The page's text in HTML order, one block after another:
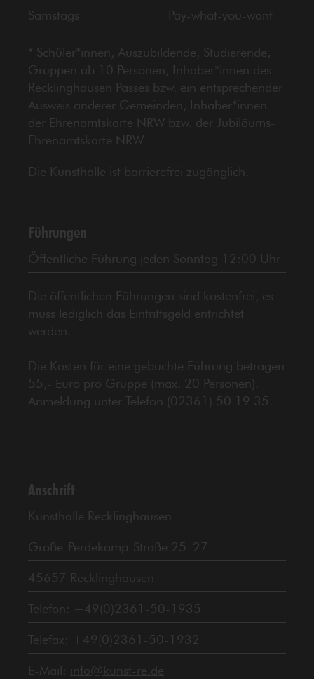
Samstags Pay-what-you-want
* Schüler*innen, Auszubildende, Studierende,
Gruppen ab 10 Personen, Inhaber*innen des
Recklinghausen Passes bzw. ein entsprechender
Ausweis anderer Gemeinden, Inhaber*innen
der Ehrenamtskarte NRW bzw. der Jubiläums-
Ehrenamtskarte NRW
Die Kunsthalle ist barrierefrei zugänglich.
Führungen
Öffentliche Führung jeden Sonntag 12:00 Uhr
Die öffentlichen Führungen sind kostenfrei, es
muss lediglich das Eintrittsgeld entrichtet
werden.
Die Kosten für eine gebuchte Führung betragen
55,- Euro pro Gruppe (max. 20 Personen).
Anmeldung unter Telefon (02361) 50 19 35.
Anschrift
Kunsthalle Recklinghausen
Große-Perdekamp-Straße 25–27
45657 Recklinghausen
Telefon: +49(0)2361-50-1935
Telefax: +49(0)2361-50-1932
E-Mail: info@kunst-re.de